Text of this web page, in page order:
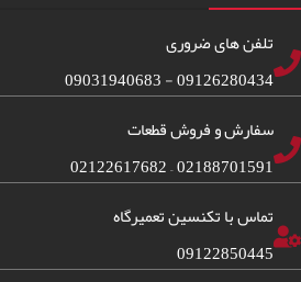
تلفن های ضروری
09126280434 - 09031940683
سفارش و فروش قطعات
02188701591 – 02122617682
تماس با تکنسین تعمیرگاه
09122850445